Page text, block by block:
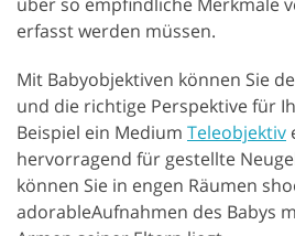
erfasst werden müssen.
Mit Babyobjektiven können Sie
und die richtige Perspektive für
Beispiel ein Medium Teleobjektiv
hervorragend für gestellte
können Sie in engen Räumen
adorableAufnahmen des Babys